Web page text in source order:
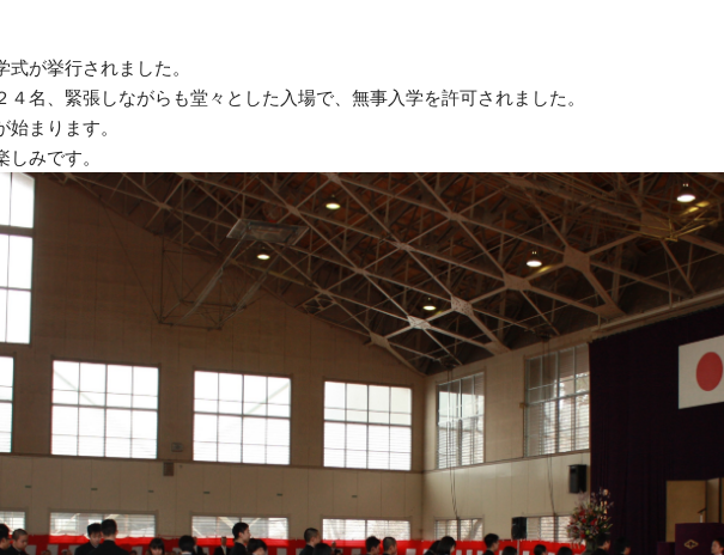
が挙行されました。
名、緊張しながらも堂々とした入場で、無事入学を許可されました。
始まります。
みです。